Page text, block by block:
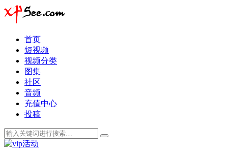
首页
短视频
视频分类
图集
社区
音频
充值中心
投稿